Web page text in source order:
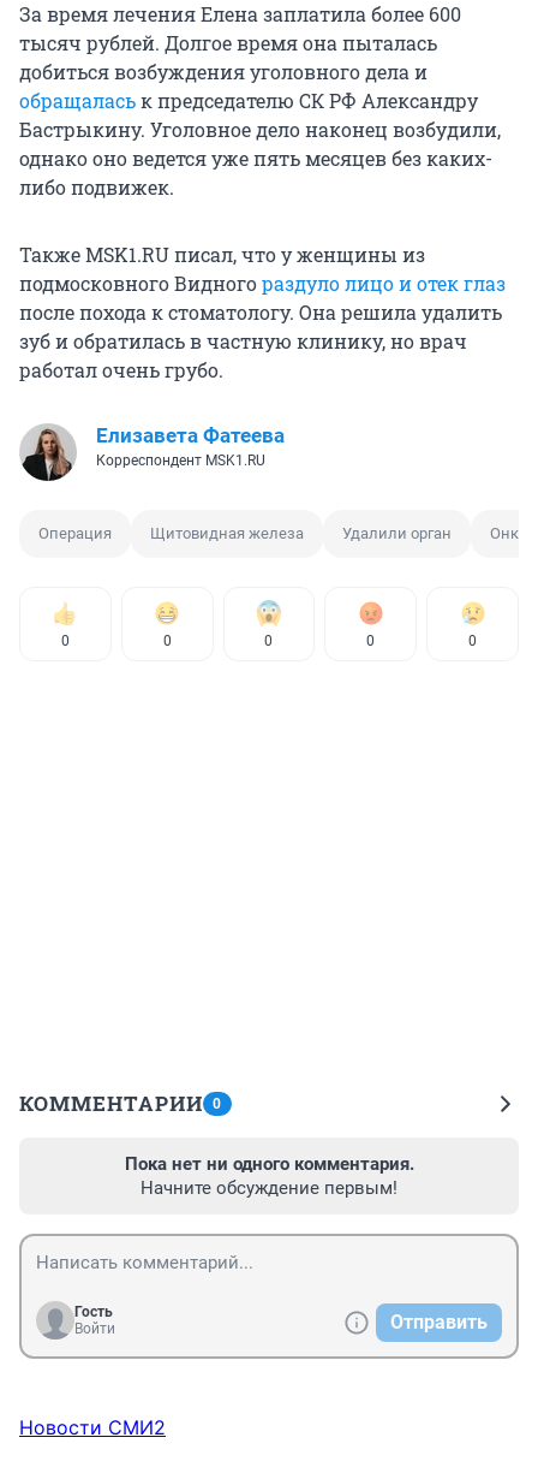
За время лечения Елена заплатила более 600
тысяч рублей. Долгое время она пыталась
добиться возбуждения уголовного дела и
обращаласьк председателю СК РФ Александру
Бастрыкину. Уголовное дело наконец возбудили,
однако оно ведется уже пять месяцев без каких-
либо подвижек.
Также MSK1.RU писал, что у женщины из
подмосковного Видногораздуло лицо и отек глаз
после похода к стоматологу. Она решила удалить
зуб и обратилась в частную клинику, но врач
работал очень грубо.
Елизавета Фатеева
Корреспондент MSK1.RU
Операция Щитовидная железа Удалили орган
0 0 0 0 0
КОММЕНТАРИИ 0
Пока нет ни одного комментария.
Начните обсуждение первым!
Гость
Войти
Отправить
Новости СМИ2